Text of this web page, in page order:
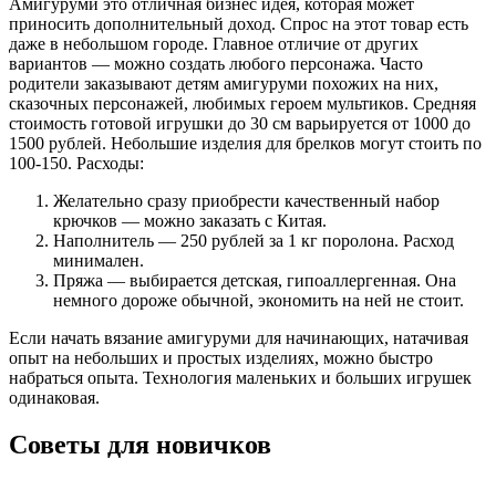
Амигуруми это отличная бизнес идея, которая может
приносить дополнительный доход. Спрос на этот товар есть
даже в небольшом городе. Главное отличие от других
вариантов — можно создать любого персонажа. Часто
родители заказывают детям амигуруми похожих на них,
сказочных персонажей, любимых героем мультиков. Средняя
стоимость готовой игрушки до 30 см варьируется от 1000 до
1500 рублей. Небольшие изделия для брелков могут стоить по
100-150. Расходы:
Желательно сразу приобрести качественный набор
крючков — можно заказать с Китая.
Наполнитель — 250 рублей за 1 кг поролона. Расход
минимален.
Пряжа — выбирается детская, гипоаллергенная. Она
немного дороже обычной, экономить на ней не стоит.
Если начать вязание амигуруми для начинающих, натачивая
опыт на небольших и простых изделиях, можно быстро
набраться опыта. Технология маленьких и больших игрушек
одинаковая.
Советы для новичков